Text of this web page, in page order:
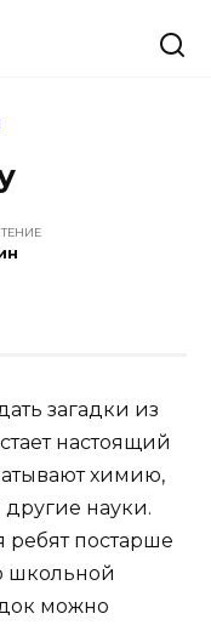
загадки из
настоящий
химию,
науки.
ребят постарше
школьной
можно